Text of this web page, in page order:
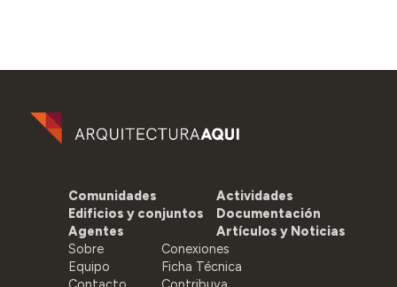
Comunidades
Edificios y conjuntos
Agentes
Actividades
Documentación
Artículos y Noticias
Sobre
Equipo
Conexiones
Ficha Técnica